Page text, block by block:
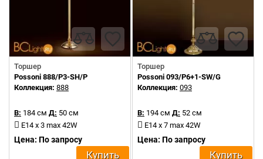
Торшер
Possoni 888/P3-SH/P
Коллекция: 888
В: 184 см Д: 50 см
E14 x 3 max 42W
Цена: По запросу
Купить
Торшер
Possoni 093/P6+1-SW/G
Коллекция: 093
В: 194 см Д: 52 см
E14 x 7 max 42W
Цена: По запросу
Купить